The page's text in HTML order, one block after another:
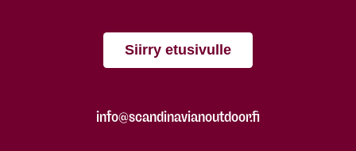
Siirry etusivulle
info@scandinavianoutdoor.fi